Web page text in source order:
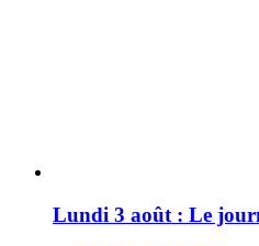
Lundi 3 août : Le